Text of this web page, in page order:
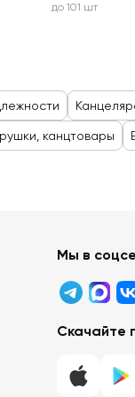
до 101 шт
канцтовары
Мы в
Скачайте